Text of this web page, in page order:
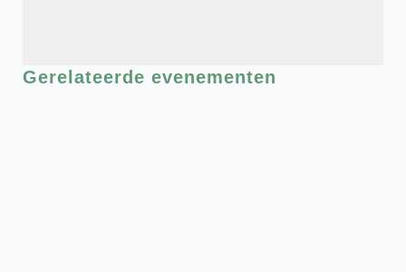
Gerelateerde evenementen